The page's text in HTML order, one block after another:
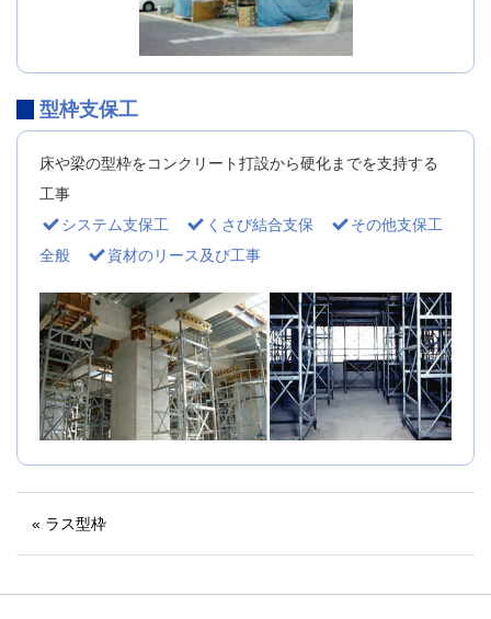
型枠支保工
床や梁の型枠をコンクリート打設から硬化までを支持する
工事
システム支保工
くさび結合支保
その他支保工
全般
資材のリース及び工事
« ラス型枠